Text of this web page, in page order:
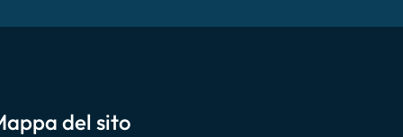
del sito